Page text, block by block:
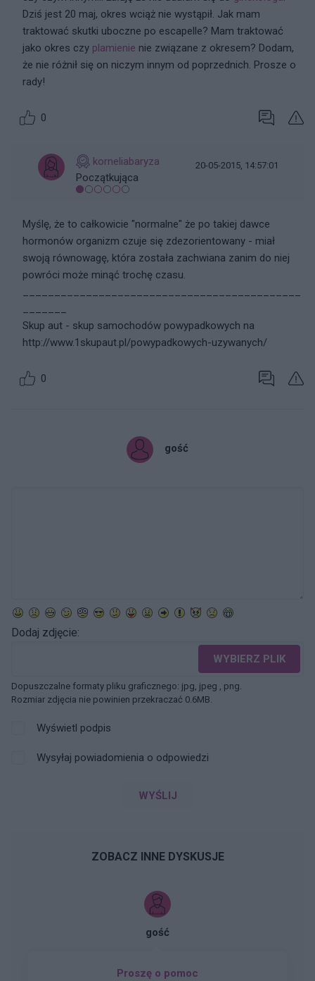
Dziś jest 20 maj, okres wciąż nie wystąpił. Jak mam
traktować skutki uboczne po escapelle? Mam traktować
jako okres czy plamienie nie związane z okresem? Dodam,
że nie różnił się on niczym innym od poprzednich. Prosze o
rady!
0
korneliabaryza
Początkująca
20-05-2015, 14:57:01
Myślę, że to całkowicie "normalne" że po takiej dawce
hormonów organizm czuje się zdezorientowany - miał
swoją równowagę, która została zachwiana zanim do niej
powróci może minąć trochę czasu.
Skup aut - skup samochodów powypadkowych na
http://www.1skupaut.pl/powypadkowych-uzywanych/
0
gość
Dodaj zdjęcie:
WYBIERZ PLIK
Dopuszczalne formaty pliku graficznego: jpg, jpeg , png.
Rozmiar zdjęcia nie powinien przekraczać 0.6MB.
Wyświetl podpis
Wysyłaj powiadomienia o odpowiedzi
WYŚLIJ
ZOBACZ INNE DYSKUSJE
gość
Proszę o pomoc